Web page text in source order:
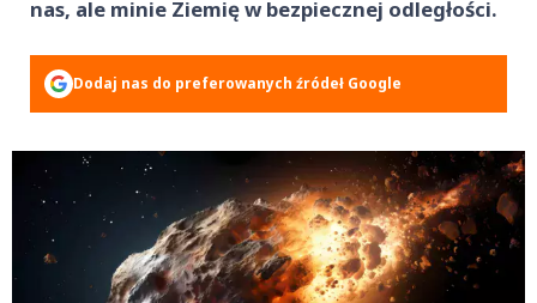
nas, ale minie Ziemię w bezpiecznej odległości.
Dodaj nas do preferowanych źródeł Google